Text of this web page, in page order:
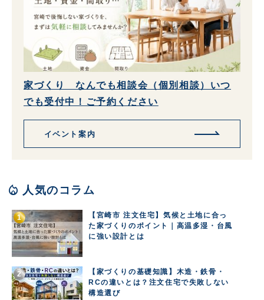
家づくり なんでも相談会（個別相談）いつ
でも受付中！ご予約ください
イベント案内
local_fire_department 人気のコラム
【宮崎市 注文住宅】気候と土地に合っ
た家づくりのポイント｜高温多湿・台風
に強い設計とは
【家づくりの基礎知識】木造・鉄骨・
RCの違いとは？注文住宅で失敗しない
構造選び